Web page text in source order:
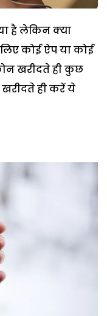
है लेकिन क्या
कोई ऐप या कोई
खरीदते ही कुछ
ही करें ये